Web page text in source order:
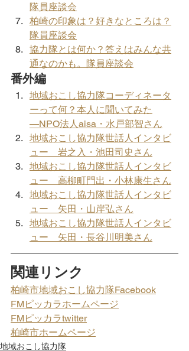
隊員座談会
柏崎の印象は？好きなところは？
隊員座談会
協力隊とは何か？答えはみんな共
通なのかも。隊員座談会
番外編
地域おこし協力隊コーディネータ
ーって何？本人に聞いてみた
―NPO法人aisa・水戸部智さん
地域おこし協力隊世話人インタビ
ュー　岩之入・池田司史さん
地域おこし協力隊世話人インタビ
ュー　高柳町門出・小林康生さん
地域おこし協力隊世話人インタビ
ュー　矢田・山岸弘さん
地域おこし協力隊世話人インタビ
ュー　矢田・長谷川明美さん
関連リンク
柏崎市地域おこし協力隊Facebook
FMピッカラホームページ
FMピッカラtwitter
柏崎市ホームページ
地域おこし協力隊